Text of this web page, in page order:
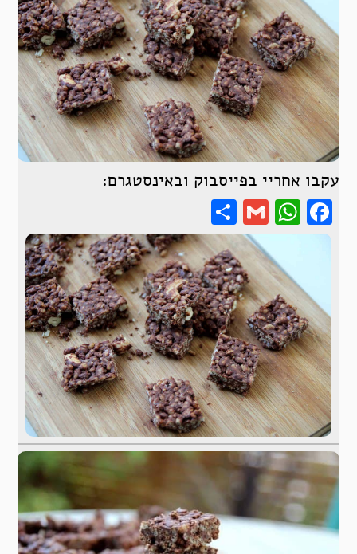
עקבו אחריי בפייסבוק ובאינסטגרם:
Facebook
WhatsApp
Gmail